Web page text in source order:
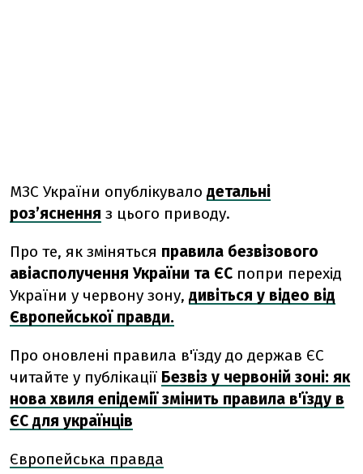
МЗС України опублікувало детальні
роз’яснення з цього приводу.
Про те, як зміняться правила безвізового
авіасполучення України та ЄС попри перехід
України у червону зону, дивіться у відео від
Європейської правди.
Про оновлені правила в'їзду до держав ЄС
читайте у публікації Безвіз у червоній зоні: як
нова хвиля епідемії змінить правила в'їзду в
ЄС для українців
Європейська правда